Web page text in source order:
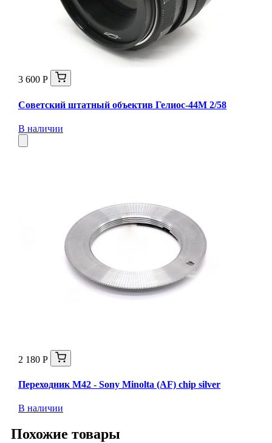
3 600 Р
Советский штатный объектив Гелиос-44М 2/58
В наличии
2 180 Р
Переходник M42 - Sony Minolta (AF) chip silver
В наличии
Похожие товары